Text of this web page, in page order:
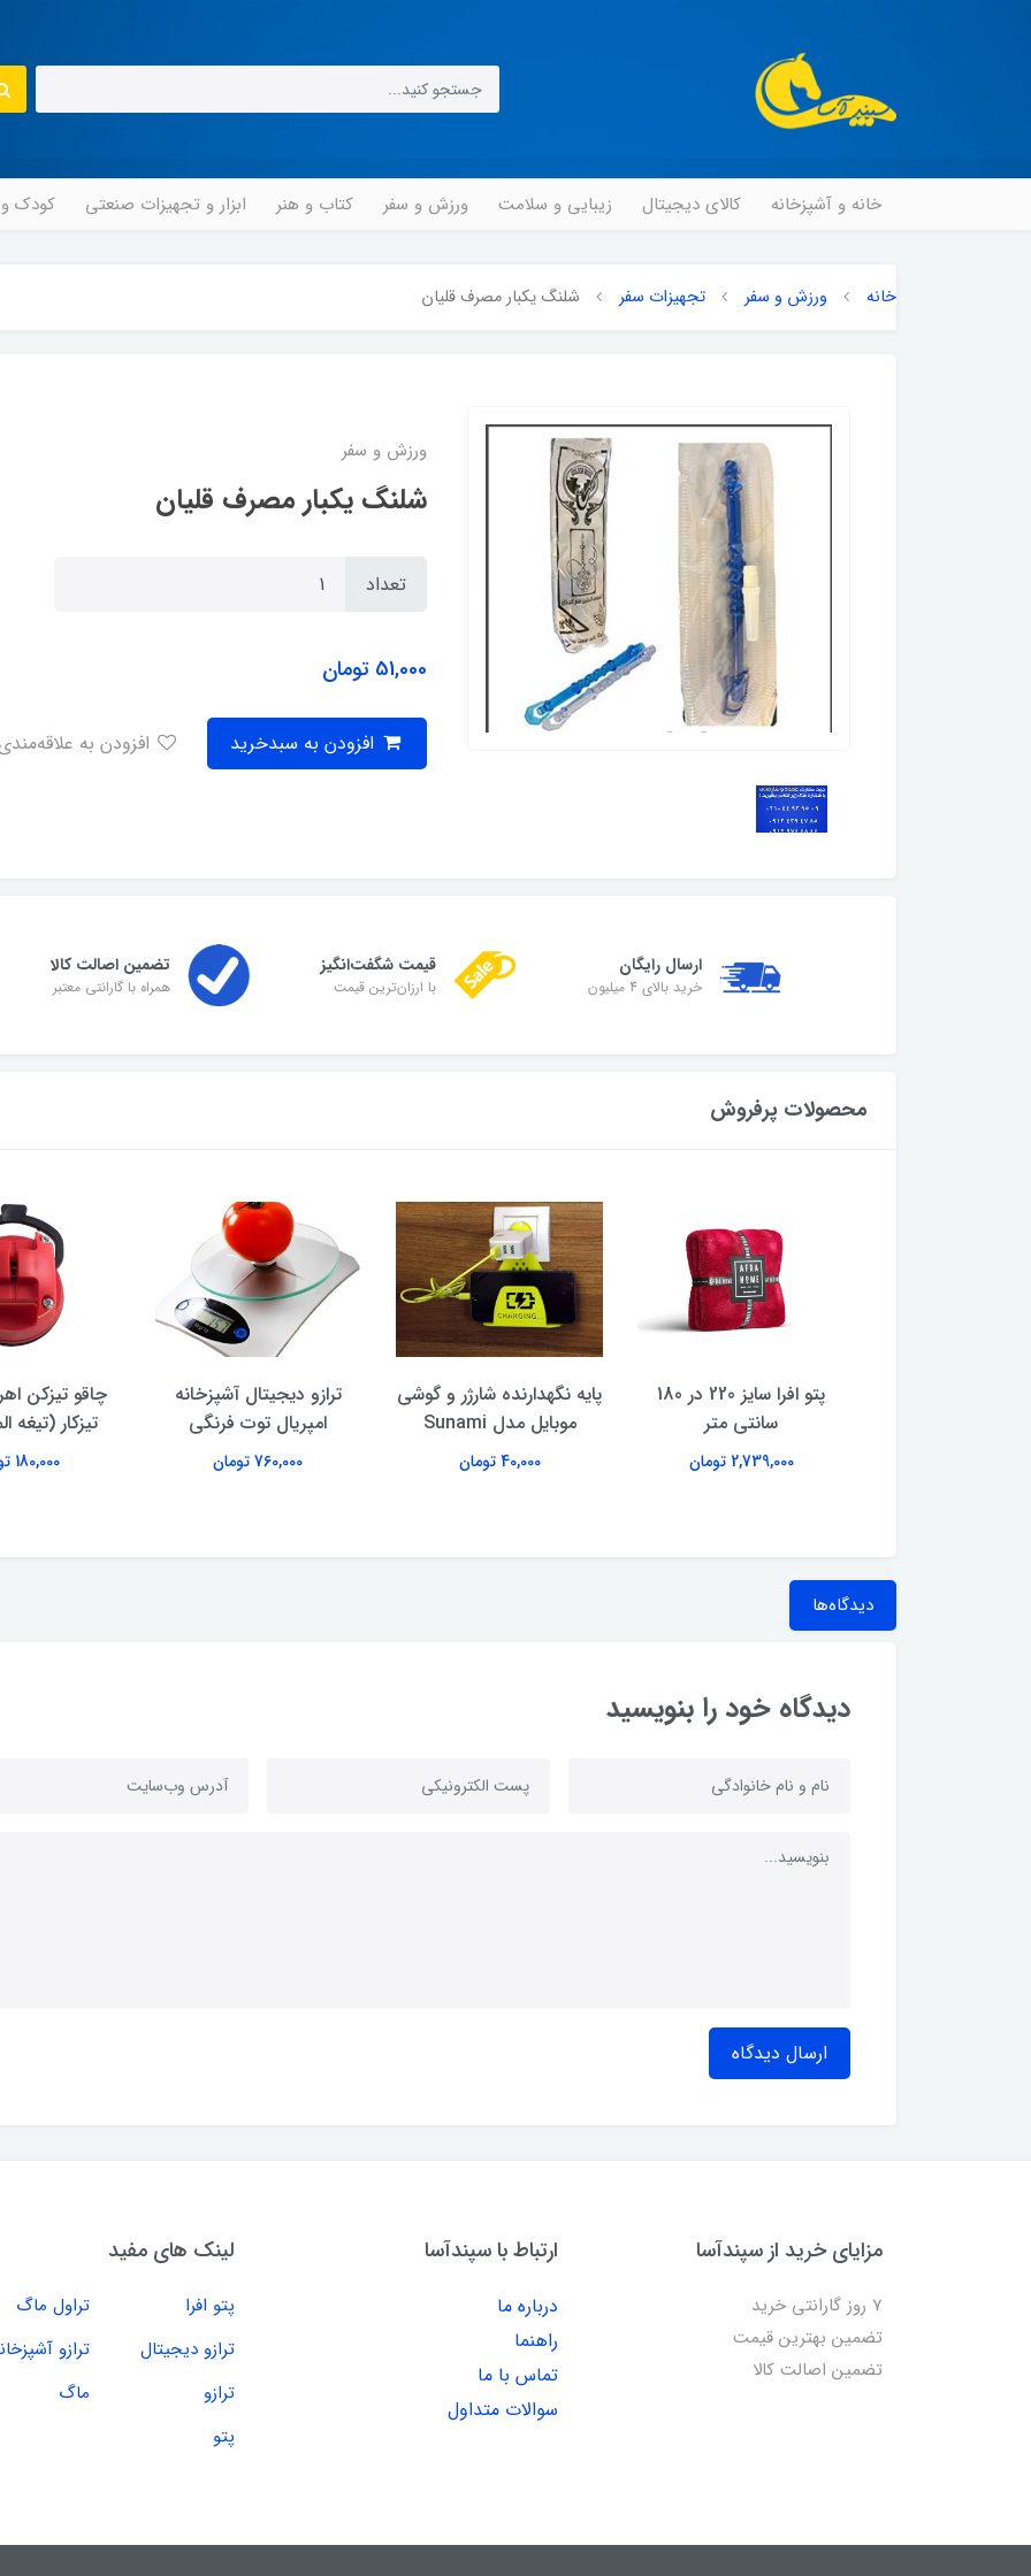
خانه و آشپزخانه کالای دیجیتال زیبایی و سلامت ورزش و سفر کتاب و هنر ابزار و تجهیزات صنعتی کودک و
خانه ورزش و سفر تجهیزات سفر شلنگ یکبار مصرف قلیان
ورزش و سفر
شلنگ یکبار مصرف قلیان
تعداد
51,000 تومان
ارسال رایگان
خرید بالای 4 میلیون
قیمت شگفت‌انگیز
با ارزان‌ترین قیمت
تضمین اصالت کالا
همراه با گارانتی معتبر
محصولات پرفروش
پتو افرا سایز 220 در 180
سانتی متر
2,739,000 تومان
پایه نگهدارنده شارژر و گوشی
موبایل مدل Sunami
40,000 تومان
ترازو دیجیتال آشپزخانه
امپریال توت فرنگی
760,000 تومان
چاقو تیزکن
تیزکار (تیغه
180,000 تومان
دیدگاه‌ها
دیدگاه خود را بنویسید
ارسال دیدگاه
مزایای خرید از سپندآسا
7 روز گارانتی خرید
تضمین بهترین قیمت
تضمین اصالت کالا
ارتباط با سپندآسا
درباره ما
راهنما
تماس با ما
سوالات متداول
لینک های مفید
پتو افرا
تراول ماگ
ترازو دیجیتال
ترازو
ترازو
ماگ
پتو